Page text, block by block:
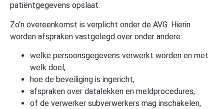
patiëntgegevens opslaat.
Zo’n overeenkomst is verplicht onder de AVG. Hierin
worden afspraken vastgelegd over onder andere:
welke persoonsgegevens verwerkt worden en met
welk doel,
hoe de beveiliging is ingericht,
afspraken over datalekken en meldprocedures,
of de verwerker subverwerkers mag inschakelen,